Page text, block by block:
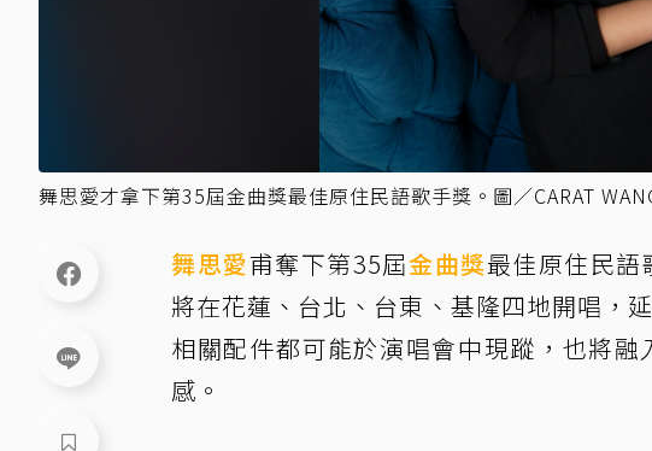
舞思愛才拿下第35屆金曲獎最佳原住民語歌手獎。圖／CARAT
舞思愛甫奪下第35屆金曲獎最佳原住民語
將在花蓮、台北、台東、基隆四地開唱，
相關配件都可能於演唱會中現蹤，也將
感。